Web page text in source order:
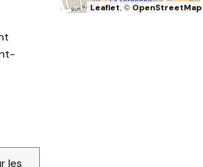
les
Leaflet, ©OpenStreetMap